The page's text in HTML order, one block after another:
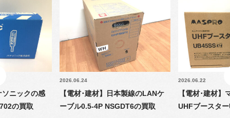
ソニックの感
の買取
2026.06.24
【電材･建材】日本製線のLANケ
ーブル0.5-4P NSGDT6の買取
2026.06.22
【電材･建材】
UHFブースタ